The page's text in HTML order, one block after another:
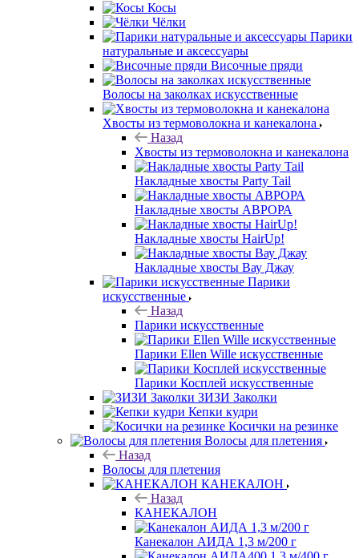
Косы
Чёлки
Парики
натуральные и аксессуары
Височные пряди
Волосы на заколках искусственные
Хвосты из термоволокна и канекалона
Назад
Хвосты из термоволокна и канекалона
Накладные хвосты Party Tail
Накладные хвосты АВРОРА
Накладные хвосты HairUp!
Накладные хвосты Вау Джау
Парики
искусственные
Назад
Парики искусственные
Парики Ellen Wille искусственные
Парики Косплей искусственные
ЗИЗИ Заколки
Кепки кудри
Косички на резинке
Волосы для плетения
Назад
Волосы для плетения
КАНЕКАЛОН
Назад
КАНЕКАЛОН
Канекалон АИДА 1,3 м/200 г